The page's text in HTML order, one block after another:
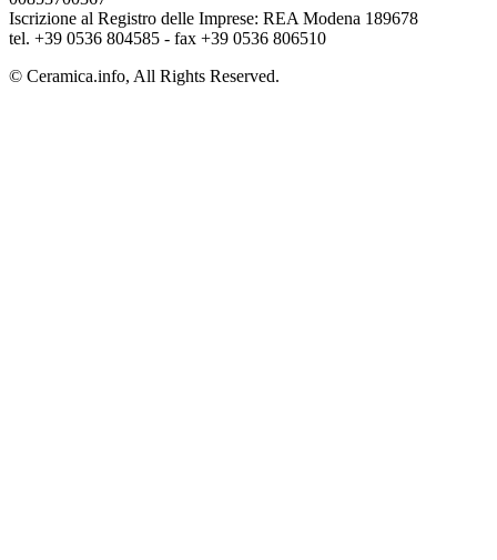
Iscrizione al Registro delle Imprese: REA Modena 189678
tel. +39 0536 804585 - fax +39 0536 806510
© Ceramica.info, All Rights Reserved.